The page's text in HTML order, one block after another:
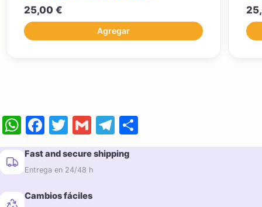
25,00 €
Agregar
WhatsApp
Facebook
Twitter
GmailTelegram
Fast and secure shipping
Entrega en 24/48 h
Cambios fáciles